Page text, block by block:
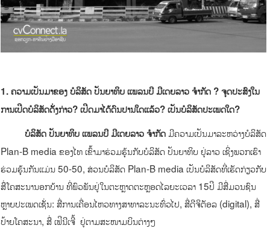
1.ຄວາມເປັນມາຂອງບໍລິສັດ ປັນຍາທິບ ແພລນບີ ມີເດຍລາວ ຈໍາກັດ ?ຈຸດປະສົງໃນ
ການເປີດບໍລິສັດດັັ່ງກ່າວ?ເປີດມາໄດ້ດົນປານໃດແລ້ວ?ເປັນບໍລິສັດປະເພດໃດ?
ບໍລິສັດ ປັນຍາທິບ ແພລນບີ ມີເດຍລາວ ຈໍາກັດມີຄວາມເປັນມາລະຫວ່າງບໍລິສັດ
Plan-B media ຂອງໄທ ເຂົ້າມາຮ່ວມຮຸ້ນກັບບໍລິສັດ ປັນຍາທິບ ຢູ່ລາວ ເຊິ່ງພວກເຮົາ
ຮ່ວມຮຸ້ນກັນແມ່ນ 50-50, ສ່ວນບໍລິສັດ Plan-B media ເປັນບໍລິສັດທີ່ເຮັດກ່ຽວກັບ
ສື່ໂຄສະນານອກບ້ານ ທີ່ພົວພັນຢູ່ໃນຕະຫຼາດຕະຫຼອດໄລຍະເວລາ 15ປີ ມີສື່ມວນຊົນ
ຫຼາຍປະເພດເຊັ່ນ: ສື່ການເຄື່ອນໄຫວທາງສາທາລະນະທົ່ວໄປ, ສື່ດີຈິຕັອລ (digital), ສື່
ປ້າຍໂຄສະນາ, ສື່ ເຟີນີເຈີ້ ຢູ່ຕາມສະໜາມບິນຕ່າງໆ